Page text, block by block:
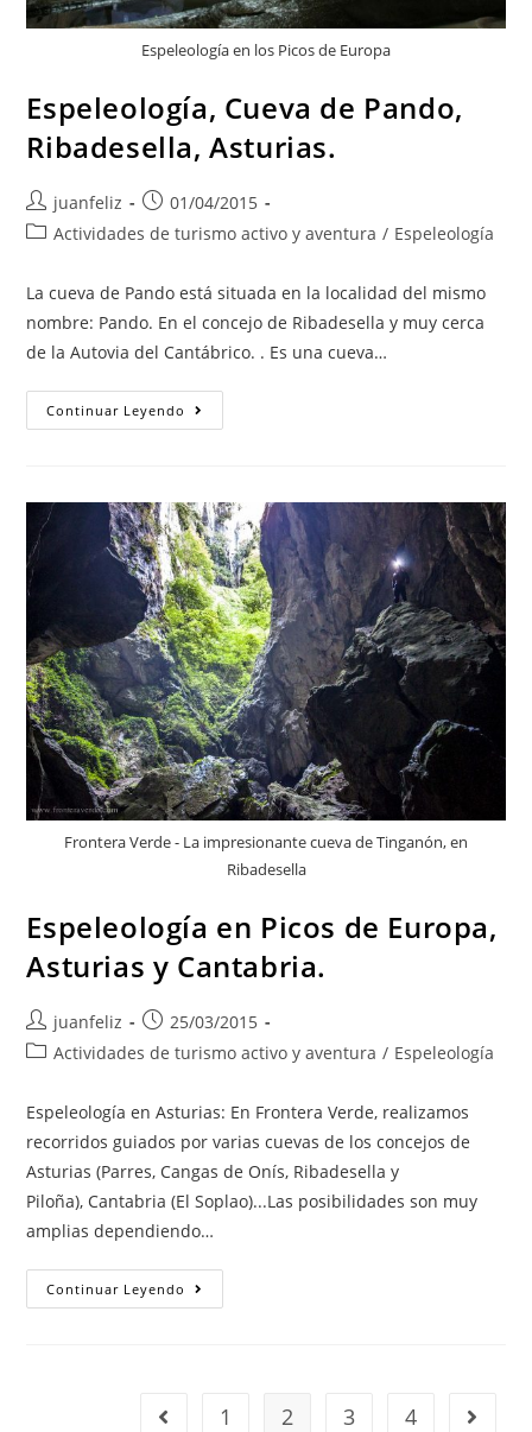
Espeleología en los Picos de Europa
Espeleología, Cueva de Pando,
Ribadesella, Asturias.
Autor
de
juanfeliz
Publicación
de
01/04/2015
Categoría
entrada:
Actividades de turismo activo y aventura / Espeleología
La cueva de Pando está situada en la localidad del mismo
nombre: Pando. En el concejo de Ribadesella y muy cerca
de la Autovia del Cantábrico. . Es una cueva…
Continuar Leyendo Espeleología,
Cueva
Frontera Verde - La impresionante cueva de Tinganón, en
Ribadesella
Espeleología en Picos de Europa,
Asturias y Cantabria.
Autor
de
juanfeliz
Publicación
de
25/03/2015
Categoría
la
entrada:
Actividades de turismo activo y aventura / Espeleología
Espeleología en Asturias: En Frontera Verde, realizamos
recorridos guiados por varias cuevas de los concejos de
Asturias (Parres, Cangas de Onís, Ribadesella y
Piloña), Cantabria (El Soplao)...Las posibilidades son muy
amplias dependiendo…
Continuar Leyendo Espeleología
En
Cantabria.
Ir a la página anterior
1 2 3 4 Ir a la